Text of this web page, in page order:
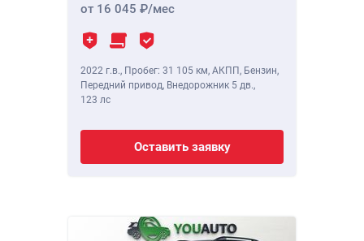
от 16 045 /мес
2022 г.в., Пробег: 31 105 км, АКПП, Бензин,
Передний привод, Внедорожник 5 дв.,
123 лс
Оставить заявку